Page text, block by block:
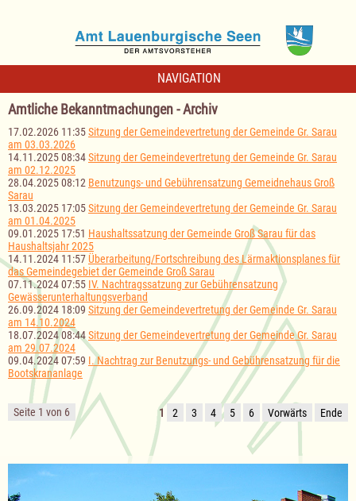
NAVIGATION
Amtliche Bekanntmachungen - Archiv
17.02.2026 11:35Sitzung der Gemeindevertretung der Gemeinde Gr. Sarau
am 03.03.2026
14.11.2025 08:34Sitzung der Gemeindevertretung der Gemeinde Gr. Sarau
am 02.12.2025
28.04.2025 08:12 Benutzungs- und Gebührensatzung Gemeidnehaus Groß
Sarau
13.03.2025 17:05Sitzung der Gemeindevertretung der Gemeinde Gr. Sarau
am 01.04.2025
09.01.2025 17:51 Haushaltssatzung der Gemeinde Groß Sarau für das
Haushaltsjahr 2025
14.11.2024 11:57 Überarbeitung/Fortschreibung des Lärmaktionsplanes für
das Gemeindegebiet der Gemeinde Groß Sarau
07.11.2024 07:55 IV. Nachtragssatzung zur Gebührensatzung
Gewässerunterhaltungsverband
26.09.2024 18:09 Sitzung der Gemeindevertretung der Gemeinde Gr. Sarau
am 14.10.2024
18.07.2024 08:44Sitzung der Gemeindevertretung der Gemeinde Gr. Sarau
am 29.07.2024
09.04.2024 07:59 I. Nachtrag zur Benutzungs- und Gebührensatzung für die
Bootskrananlage
Seite 1 von 6 1 2 3 4 5 6 Vorwärts Ende